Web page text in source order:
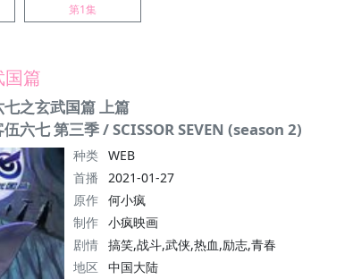
第1集
篇
之玄武国篇 上篇
六七 第三季 / SCISSOR SEVEN (season 2)
种类 WEB
首播
2021-01-27
原作 何小疯
制作 小疯映画
剧情 搞笑,战斗,武侠,热血,励志,青春
地区
中国大陆